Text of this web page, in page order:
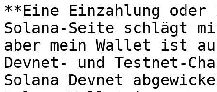
**Eine Einzahlung oder
Solana-Seite schlägt
aber mein Wallet ist
Devnet- und Testnet-
Solana Devnet